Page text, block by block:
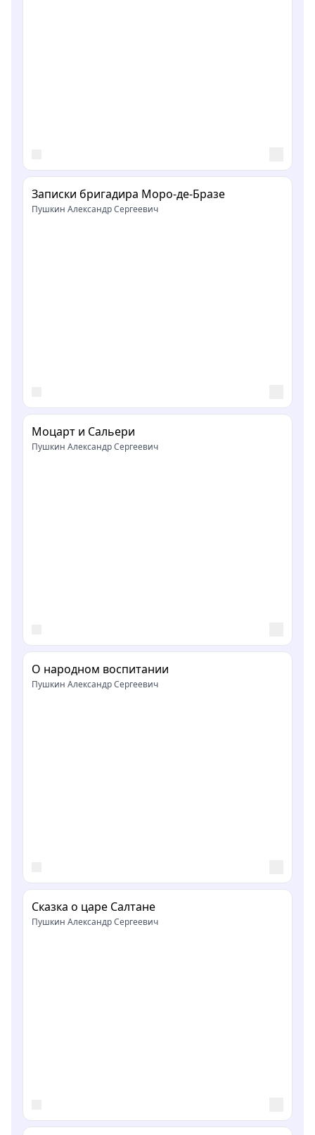
Записки бригадира Моро-де-Бразе
Пушкин Александр Сергеевич
Моцарт и Сальери
Пушкин Александр Сергеевич
О народном воспитании
Пушкин Александр Сергеевич
Сказка о царе Салтане
Пушкин Александр Сергеевич